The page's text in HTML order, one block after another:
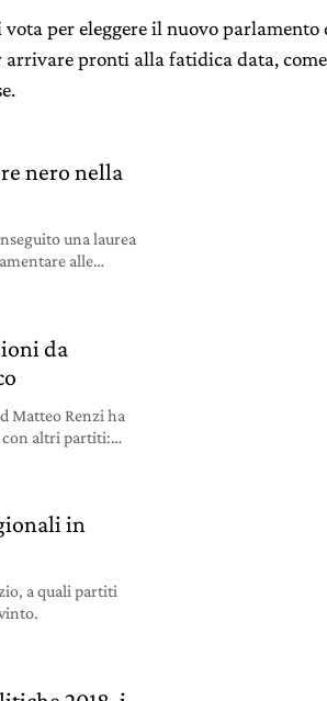
per eleggere il nuovo
arrivare pronti alla fatidica data,
nero nella
una laurea
alle
da
Matteo Renzi ha
con altri partiti:
in
a quali partiti